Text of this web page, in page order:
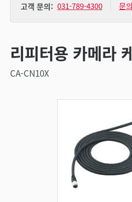
고객 문의: 031-789-4300 문
리피터용 카메라
CA-CN10X